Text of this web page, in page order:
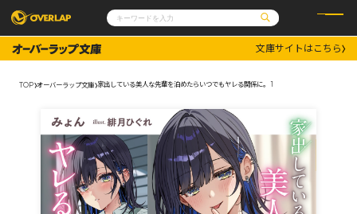
コミックガルド
コミッククリエ
文庫
ノベルス
コミックエッセイ
ポケットモンスター
アニメ
ゲーム
通販・NEWS
OVERLAP STORE
オーバーラップ広報室
企業
会社概要
採用情報
アクセス
オーバーラップホールディングス
お問い合わせはこちら
オーバーラップ文庫
文庫サイトはこちら
TOP オーバーラップ文庫 家出している美人な先輩を泊めたらいつでもヤレる関係に。 1